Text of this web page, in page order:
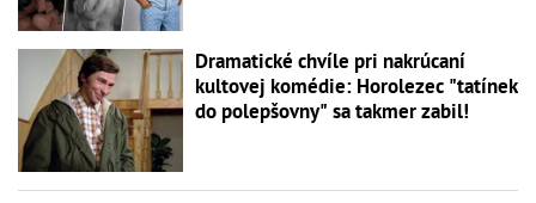
Dramatické chvíle pri nakrúcaní
kultovej komédie: Horolezec "tatínek
do polepšovny" sa takmer zabil!